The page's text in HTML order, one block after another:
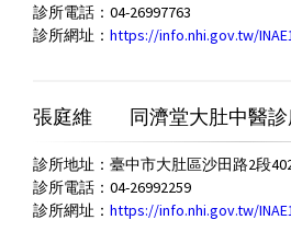
診所電話：04-26997763
診所網址： https://info.nhi.gov.tw/
張庭維 同濟堂大肚中醫
診所地址：臺中市大肚區沙田路2段
診所電話：04-26992259
診所網址： https://info.nhi.gov.tw/